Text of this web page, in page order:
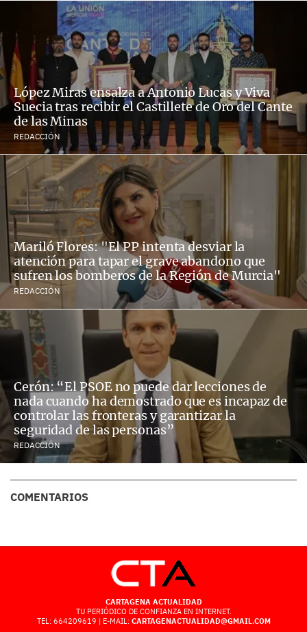
López Miras ensalza a Antonio Lucas y Viva
Suecia tras recibir el Castillete de Oro del Cante
de las Minas
REDACCIÓN
Mariló Flores: "El PP intenta desviar la
atención para tapar el grave abandono que
sufren los bomberos de la Región de Murcia"
REDACCIÓN
Cerón: “El PSOE no puede dar lecciones de
nada cuando ha demostrado que es incapaz de
controlar las fronteras y garantizar la
seguridad de las personas”
REDACCIÓN
COMENTARIOS
CARTAGENA ACTUALIDAD
TU PERIÓDICO DE CONFIANZA EN INTERNET.
TEL: 664209619 | E-MAIL: CARTAGENACTUALIDAD@GMAIL.COM